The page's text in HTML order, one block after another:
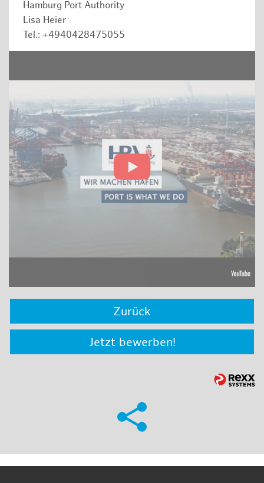
Hamburg Port Authority
Lisa Heier
Tel.: +4940428475055
Zurück
Jetzt bewerben!